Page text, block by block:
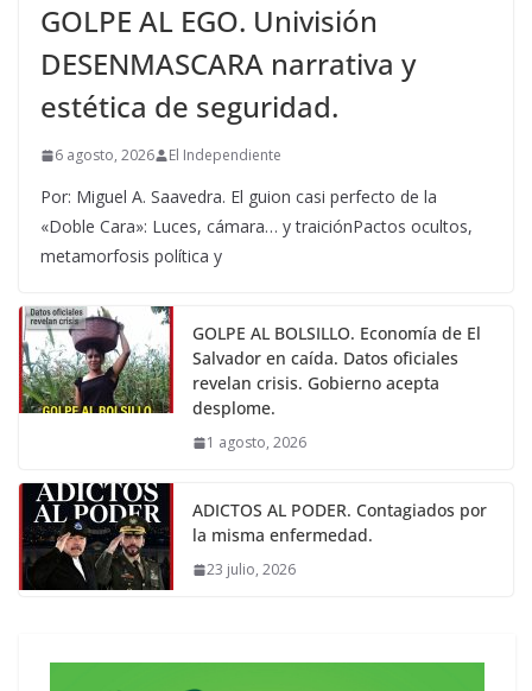
GOLPE AL EGO. Univisión
DESENMASCARA narrativa y
estética de seguridad.
6 agosto, 2026 El Independiente
Por: Miguel A. Saavedra. El guion casi perfecto de la
«Doble Cara»: Luces, cámara… y traiciónPactos ocultos,
metamorfosis política y
GOLPE AL BOLSILLO. Economía de El
Salvador en caída. Datos oficiales
revelan crisis. Gobierno acepta
desplome.
1 agosto, 2026
ADICTOS AL PODER. Contagiados por
la misma enfermedad.
23 julio, 2026